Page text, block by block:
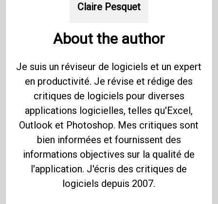
Claire Pesquet
About the author
Je suis un réviseur de logiciels et un expert
en productivité. Je révise et rédige des
critiques de logiciels pour diverses
applications logicielles, telles qu'Excel,
Outlook et Photoshop. Mes critiques sont
bien informées et fournissent des
informations objectives sur la qualité de
l'application. J'écris des critiques de
logiciels depuis 2007.